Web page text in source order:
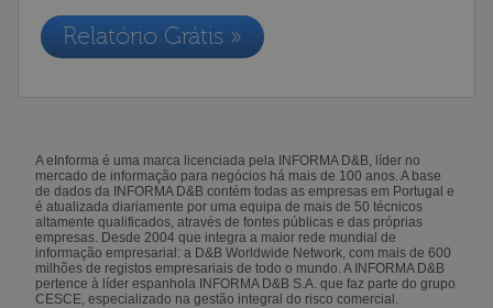
Relatório Grátis »
A eInforma é uma marca licenciada pela INFORMA D&B, líder no
mercado de informação para negócios há mais de 100 anos. A base
de dados da INFORMA D&B contém todas as empresas em Portugal e
é atualizada diariamente por uma equipa de mais de 50 técnicos
altamente qualificados, através de fontes públicas e das próprias
empresas. Desde 2004 que integra a maior rede mundial de
informação empresarial: a D&B Worldwide Network, com mais de 600
milhões de registos empresariais de todo o mundo. A INFORMA D&B
pertence à líder espanhola INFORMA D&B S.A. que faz parte do grupo
CESCE, especializado na gestão integral do risco comercial.